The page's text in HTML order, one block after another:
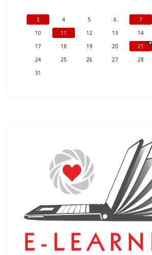
3
4 5 6 7
10
11 12 13 14
17
18 19 20 21
24
25 26 27 28
31